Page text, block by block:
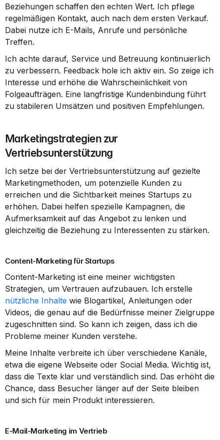
Beziehungen schaffen den echten Wert. Ich pflege
regelmäßigen Kontakt, auch nach dem ersten Verkauf.
Dabei nutze ich E-Mails, Anrufe und persönliche
Treffen.
Ich achte darauf, Service und Betreuung kontinuierlich
zu verbessern. Feedback hole ich aktiv ein. So zeige ich
Interesse und erhöhe die Wahrscheinlichkeit von
Folgeaufträgen. Eine langfristige Kundenbindung führt
zu stabileren Umsätzen und positiven Empfehlungen.
Marketingstrategien zur
Vertriebsunterstützung
Ich setze bei der Vertriebsunterstützung auf gezielte
Marketingmethoden, um potenzielle Kunden zu
erreichen und die Sichtbarkeit meines Startups zu
erhöhen. Dabei helfen spezielle Kampagnen, die
Aufmerksamkeit auf das Angebot zu lenken und
gleichzeitig die Beziehung zu Interessenten zu stärken.
Content-Marketing für Startups
Content-Marketing ist eine meiner wichtigsten
nützliche Inhalte wie Blogartikel, Anleitungen oder
Videos, die genau auf die Bedürfnisse meiner Zielgruppe
zugeschnitten sind. So kann ich zeigen, dass ich die
Probleme meiner Kunden verstehe.
Meine Inhalte verbreite ich über verschiedene Kanäle,
etwa die eigene Webseite oder Social Media. Wichtig ist,
dass die Texte klar und verständlich sind. Das erhöht die
Chance, dass Besucher länger auf der Seite bleiben
und sich für mein Produkt interessieren.
E-Mail-Marketing im Vertrieb